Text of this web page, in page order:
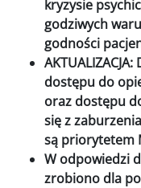
kryzysie
godziwych
godności
dostępu do
oraz dostępu
się z
są priorytetem
W odpowiedzi
zrobiono dla